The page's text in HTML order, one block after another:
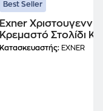
Best Seller
Exner
Κρεμαστό Στολίδι
Κατασκευαστής: EXNER